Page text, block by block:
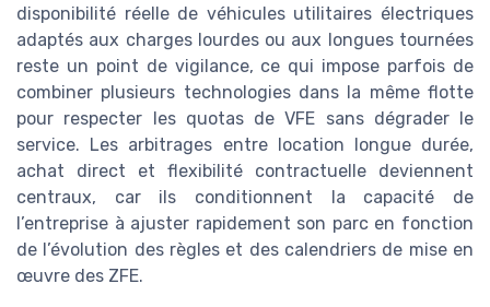
disponibilité réelle de véhicules utilitaires électriques
adaptés aux charges lourdes ou aux longues tournées
reste un point de vigilance, ce qui impose parfois de
combiner plusieurs technologies dans la même flotte
pour respecter les quotas de VFE sans dégrader le
service. Les arbitrages entre location longue durée,
achat direct et flexibilité contractuelle deviennent
centraux, car ils conditionnent la capacité de
l’entreprise à ajuster rapidement son parc en fonction
de l’évolution des règles et des calendriers de mise en
œuvre des ZFE.